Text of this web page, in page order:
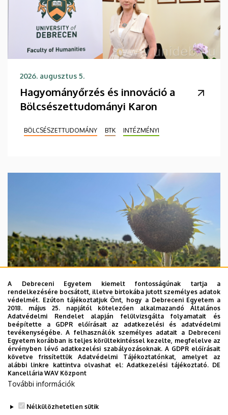
2026. augusztus 5.
Hagyományőrzés és innováció a
Bölcsészettudományi Karon
BÖLCSÉSZETTUDOMÁNY BTK INTÉZMÉNYI
2026. augusztus 4.
A hőség árnyékában az agrárium
AGRÁRTUDOMÁNY
A Debreceni Egyetem kiemelt fontosságúnak tartja a
rendelkezésére bocsátott, illetve birtokába jutott személyes adatok
védelmét. Ezúton tájékoztatjuk Önt, hogy a Debreceni Egyetem a
2018. május 25. napjától kötelezően alkalmazandó Általános
Adatvédelmi Rendelet alapján felülvizsgálta folyamatait és
beépítette a GDPR előírásait az adatkezelési és adatvédelmi
tevékenységébe. A felhasználók személyes adatait a Debreceni
Egyetem korábban is teljes körültekintéssel kezelte, megfelelve az
érvényben lévő adatkezelési szabályozásoknak. A GDPR előírásait
követve frissítettük Adatvédelmi Tájékoztatónkat, amelyet az
alábbi linkre kattintva olvashat el:Adatkezelési tájékoztató. DE
Kancellária WAV Központ
További információk
Nélkülözhetetlen sütik